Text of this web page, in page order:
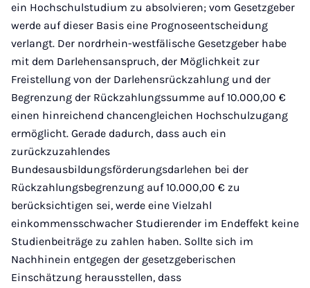
ein Hochschulstudium zu absolvieren; vom Gesetzgeber
werde auf dieser Basis eine Prognoseentscheidung
verlangt. Der nordrhein-westfälische Gesetzgeber habe
mit dem Darlehensanspruch, der Möglichkeit zur
Freistellung von der Darlehensrückzahlung und der
Begrenzung der Rückzahlungssumme auf 10.000,00 €
einen hinreichend chancengleichen Hochschulzugang
ermöglicht. Gerade dadurch, dass auch ein
zurückzuzahlendes
Bundesausbildungsförderungsdarlehen bei der
Rückzahlungsbegrenzung auf 10.000,00 € zu
berücksichtigen sei, werde eine Vielzahl
einkommensschwacher Studierender im Endeffekt keine
Studienbeiträge zu zahlen haben. Sollte sich im
Nachhinein entgegen der gesetzgeberischen
Einschätzung herausstellen, dass